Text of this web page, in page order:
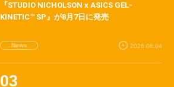
『STUDIO NICHOLSON x ASICS GEL-
KINETIC™ SP』が8月7日に発売
News 2026.08.04